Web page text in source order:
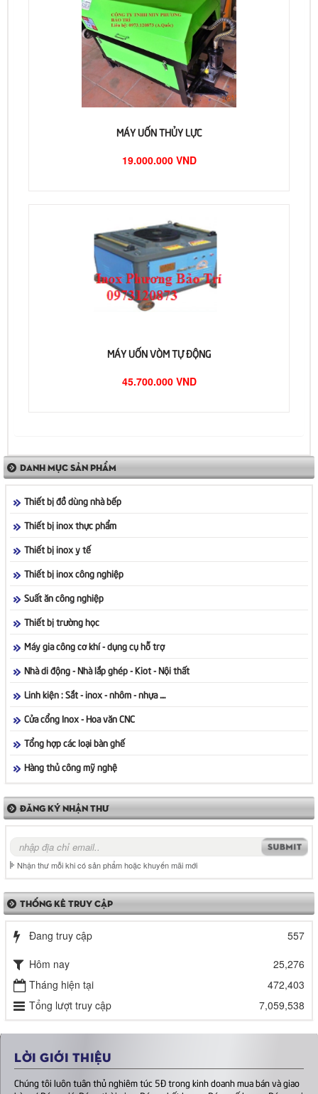
MÁY UỐN THỦY LỰC
19.000.000 VND
MÁY UỐN VÒM TỰ ĐỘNG
45.700.000 VND
DANH MỤC SẢN PHẨM
Thiết bị đồ dùng nhà bếp
Thiết bị inox thực phẩm
Thiết bị inox y tế
Thiết bị inox công nghiệp
Suất ăn công nghiệp
Thiết bị trường học
Máy gia công cơ khí - dụng cụ hỗ trợ
Nhà di động - Nhà lắp ghép - Kiot - Nội thất
Linh kiện : Sắt - inox - nhôm - nhựa ....
Cửa cổng Inox - Hoa văn CNC
Tổng hợp các loại bàn ghế
Hàng thủ công mỹ nghệ
ĐĂNG KÝ NHẬN THƯ
Nhận thư mỗi khi có sản phẩm hoặc khuyến mãi mới
THỐNG KÊ TRUY CẬP
Đang truy cập
557
Hôm nay
25,276
Tháng hiện tại
472,403
Tổng lượt truy cập
7,059,538
LỜI GIỚI THIỆU
Chúng tôi luôn tuân thủ nghiêm túc 5Đ trong kinh doanh mua bán và giao